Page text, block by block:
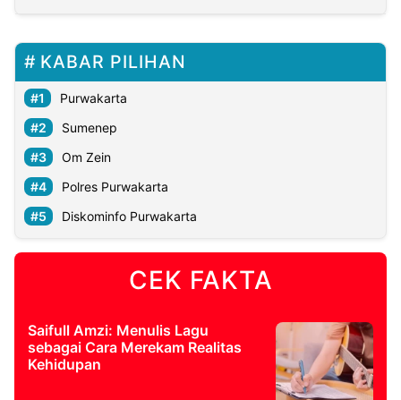
KABAR PILIHAN
Purwakarta
Sumenep
Om Zein
Polres Purwakarta
Diskominfo Purwakarta
CEK FAKTA
Saifull Amzi: Menulis Lagu
sebagai Cara Merekam Realitas
Kehidupan